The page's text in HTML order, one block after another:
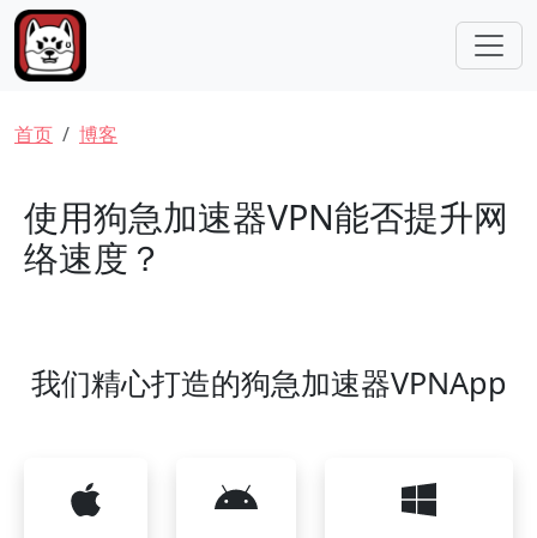
跳转到主要内容
面包屑
首页 博客
使用狗急加速器VPN能否提升网
络速度？
我们精心打造的狗急加速器VPNApp